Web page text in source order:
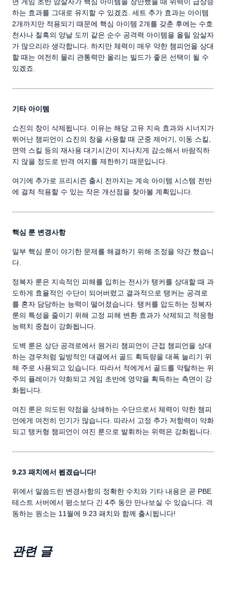
하는 효과를 그대로 유지할 수 있겠죠. 세트 추가 효과는 아이템
2개까지만 적용되기 때문에 핵심 아이템 2개를 갖춘 후에는 수호
천사나 칠흑의 양날 도끼 같은 순수 공격력 아이템을 올릴 암살자
가 많으리라 생각합니다. 하지만 체력이 매우 약한 챔피언을 상대
할 때는 여전히 물리 관통력만 올리는 빌드가 좋은 선택이 될 수
있겠죠.
기타 아이템
쇼진의 창이 삭제됩니다. 이유는 해당 고유 지속 효과와 시너지가
뛰어난 챔피언이 쇼진의 창을 사용할 때 군중 제어기, 이동 스킬,
면역 스킬 등의 재사용 대기시간이 지나치게 감소해서 바람직하
지 않을 정도로 반격 여지를 제한하기 때문입니다.
여기에 추가로 프리시즌 출시 전까지는 계속 아이템 시스템 전반
에 걸쳐 적용할 수 있는 작은 개선점을 찾아볼 계획입니다.
핵심 룬 변경사항
일부 핵심 룬이 야기한 문제를 해결하기 위해 조정을 약간 했습니
다.
정복자 룬은 지속적인 피해를 입히는 전사가 탱커를 상대할 때 과
도하게 효율적인 수단이 되어버렸고 결과적으로 탱커는 공격로
를 혼자 담당하는 능력이 떨어졌습니다. 탱커를 압도하는 정복자
룬의 특성을 줄이기 위해 고정 피해 변환 효과가 삭제되고 적응형
능력치 중첩이 강화됩니다.
도벽 룬은 상단 공격로에서 원거리 챔피언이 근접 챔피언을 상대
하는 경우처럼 일방적인 대결에서 골드 획득량을 대폭 늘리기 위
해 주로 사용되고 있습니다. 따라서 적에게서 골드를 약탈하는 위
주의 플레이가 약화되고 게임 초반에 영약을 획득하는 측면이 강
화됩니다.
여진 룬은 의도된 약점을 상쇄하는 수단으로서 체력이 약한 챔피
언에게 여전히 인기가 많습니다. 따라서 고정 추가 저항력이 약화
되고 탱커형 챔피언이 여진 룬으로 발휘하는 위력은 강화됩니다.
9.23 패치에서 뵙겠습니다!
위에서 말씀드린 변경사항의 정확한 수치와 기타 내용은 곧 PBE
테스트 서버에서 평소보다 긴 4주 동안 만나보실 수 있습니다. 격
동하는 원소는 11월에 9.23 패치와 함께 출시됩니다!
관련 글